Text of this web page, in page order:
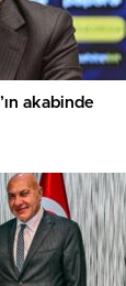
akabinde